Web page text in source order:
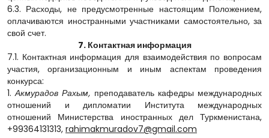
6.3. Расходы, не предусмотренные настоящим Положением,
оплачиваются иностранными участниками самостоятельно, за
свой счет.
7. Контактная информация
7.1. Контактная информация для взаимодействия по вопросам
участия, организационным и иным аспектам проведения
конкурса:
1.Акмурадов Рахым, преподаватель кафедры международных
отношений и дипломатии Института международных
отношений Министерства иностранных дел Туркменистана,
+99364131313, rahimakmuradov7@gmail.com